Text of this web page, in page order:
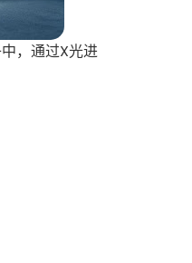
，通过X光进